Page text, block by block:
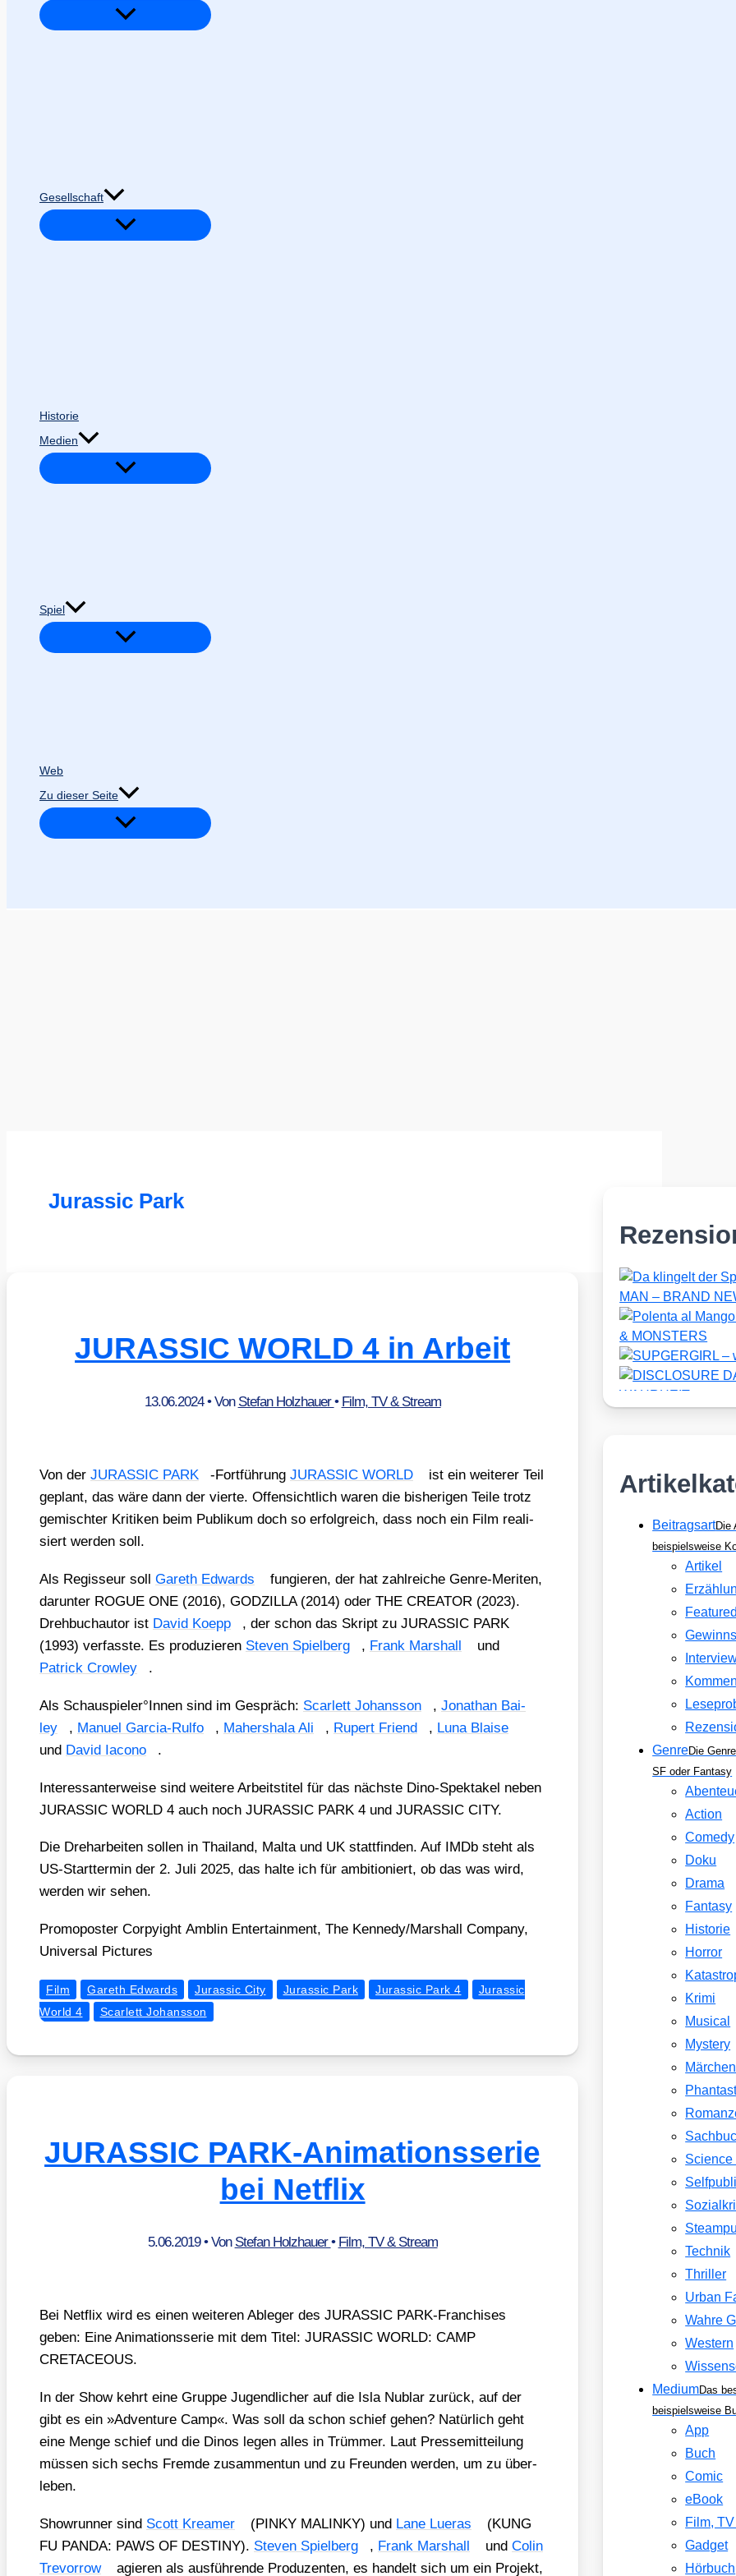
Gesellschaft
Historie
Medien
Spiel
Web
Zu dieser Seite
Jurassic Park
JURASSIC WORLD 4 in Arbeit
13.06.2024• Von Stefan Holzhauer• Film, TV & Stream
Von der JURASSIC PARK -Fort­füh­rung JURASSIC WORLD
ist ein wei­te­rer Teil
geplant, das wäre dann der vier­te. Offen­sicht­lich waren die bis­he­ri­gen Tei­le trotz
gemisch­ter Kri­ti­ken beim Publi­kum doch so erfolg­reich, dass noch ein Film rea­li­
siert wer­den soll.
Als Regis­seur soll Gareth Edwards
fun­gie­ren, der hat zahl­rei­che Gen­re-Meri­ten,
dar­un­ter ROGUE ONE (2016), GODZILLA (2014) oder THE CREATOR (2023).
Dreh­buch­au­tor ist David Koepp
, der schon das Skript zu JURASSIC PARK
(1993) ver­fass­te. Es pro­du­zie­ren Ste­ven Spiel­berg , Frank Mar­shall
und
Patrick Crow­ley
.
Als Schauspieler°Innen sind im Gespräch: Scar­lett Johans­son , Jona­than Bai­
ley
, Manu­el Gar­cia-Rul­fo , Mahers­ha­la Ali , Rupert Fri­end , Luna Blai­se
und David Iaco­no .
Inter­es­san­ter­wei­se sind wei­te­re Arbeits­ti­tel für das nächs­te Dino-Spek­ta­kel neben
JURASSIC WORLD 4 auch noch JURASSIC PARK 4 und JURASSIC CITY.
Die Dreh­ar­bei­ten sol­len in Thai­land, Mal­ta und UK statt­fin­den. Auf IMDb steht als
US-Start­ter­min der 2. Juli 2025, das hal­te ich für ambi­tio­niert, ob das was wird,
wer­den wir sehen.
Pro­mo­pos­ter Cor­py­ight Amblin Enter­tain­ment, The Kennedy/​Marshall Com­pa­ny,
Uni­ver­sal Pic­tures
Film Gareth Edwards Jurassic City Jurassic Park Jurassic Park 4
Jurassic
World 4
Scarlett Johansson
JURASSIC PARK-Animationsserie
bei Netflix
5.06.2019• Von Stefan Holzhauer• Film, TV & Stream
Bei Net­flix wird es einen wei­te­ren Able­ger des JURASSIC PARK-Fran­chi­ses
geben: Eine Ani­ma­ti­ons­se­rie mit dem Titel: JURASSIC WORLD: CAMP
CRETACEOUS.
In der Show kehrt eine Grup­pe Jugend­li­cher auf die Isla Nublar zurück, auf der
gibt es ein »Adven­ture Camp«. Was soll da schon schief gehen? Natür­lich geht
eine Men­ge schief und die Dinos legen alles in Trüm­mer. Laut Pres­se­mit­tei­lung
müs­sen sich sechs Frem­de zusam­men­tun und zu Freun­den wer­den, um zu über­
le­ben.
Show­run­ner sind Scott Krea­mer (PINKY MALINKY) und Lane Lue­r­as
(KUNG
FU PANDA: PAWS OF DESTINY). Ste­ven Spiel­berg , Frank Mar­shall und Colin
Tre­vor­row
agie­ren als aus­füh­ren­de Pro­du­zen­ten, es han­delt sich um ein Pro­jekt,
BeitragsartDie
beispielsweise
Artikel
GenreDie
SF oder Fantasy
Action
Comedy
Doku
Drama
Fantasy
Historie
Horror
Krimi
Musical
Mystery
Märchen
Science
Technik
Thriller
Urban
Wahre
Western
MediumDas
beispielsweise
App
Buch
Comic
eBook
Film,
Gadget
Hörbuch